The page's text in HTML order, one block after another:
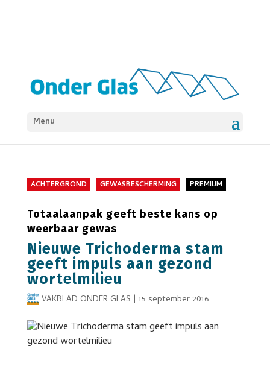
Menu
ACHTERGROND GEWASBESCHERMING PREMIUM
Totaalaanpak geeft beste kans op
weerbaar gewas
Nieuwe Trichoderma stam
geeft impuls aan gezond
wortelmilieu
VAKBLAD ONDER GLAS | 15 september 2016